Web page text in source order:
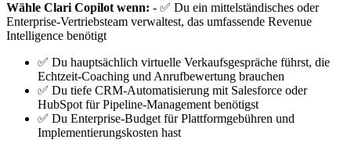
Wähle Clari Copilot wenn: - ✅ Du ein mittelständisches oder
Enterprise-Vertriebsteam verwaltest, das umfassende Revenue
Intelligence benötigt
✅ Du hauptsächlich virtuelle Verkaufsgespräche führst, die
Echtzeit-Coaching und Anrufbewertung brauchen
✅ Du tiefe CRM-Automatisierung mit Salesforce oder
HubSpot für Pipeline-Management benötigst
✅ Du Enterprise-Budget für Plattformgebühren und
Implementierungskosten hast